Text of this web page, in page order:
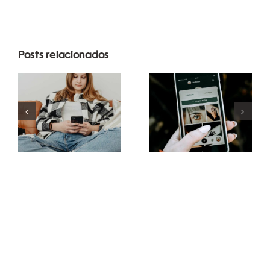
Posts relacionados
Estratégias
inovadoras
para
aumentar a
visibilidade
de grupos
no
Melhores
práticas
para usar
filtros de
realidade
aumentada